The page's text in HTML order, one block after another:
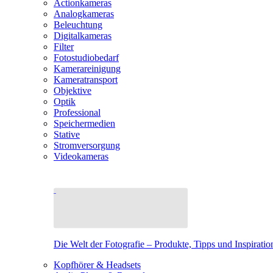
Actionkameras
Analogkameras
Beleuchtung
Digitalkameras
Filter
Fotostudiobedarf
Kamerareinigung
Kameratransport
Objektive
Optik
Professional
Speichermedien
Stative
Stromversorgung
Videokameras
Die Welt der Fotografie – Produkte, Tipps und
Kopfhörer & Headsets